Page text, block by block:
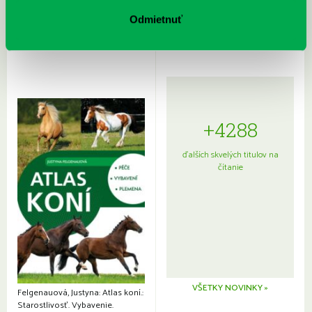
Odmietnuťjaponskou kuchyňou a etiketou
Felgenauová, Justyna: Atlas koní.:
Starostlivosť. Vybavenie.
+4288
ďalších skvelých titulov na
čítanie
VŠETKY NOVINKY »